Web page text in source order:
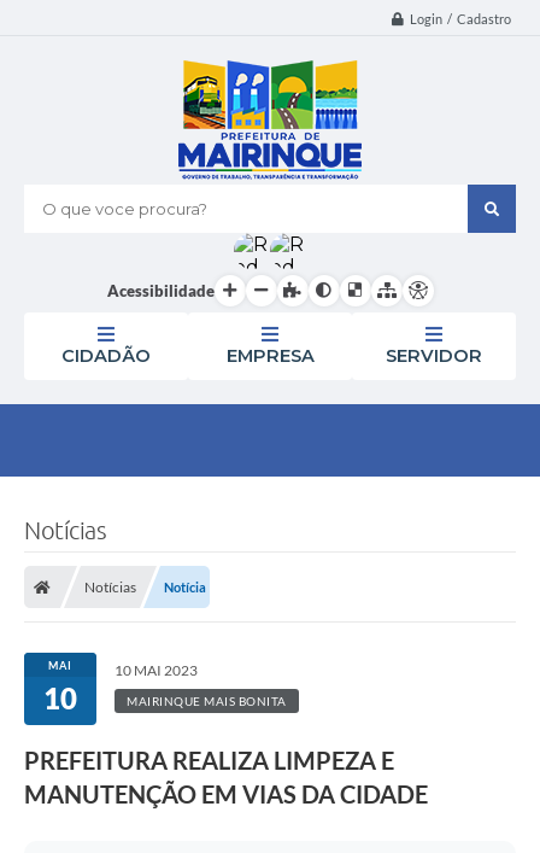
Login / Cadastro
O que voce procura?
Acessibilidade
CIDADÃO EMPRESA SERVIDOR
Notícias
Notícias Notícia
MAI
10
10 MAI 2023
MAIRINQUE MAIS BONITA
PREFEITURA REALIZA LIMPEZA E
MANUTENÇÃO EM VIAS DA CIDADE